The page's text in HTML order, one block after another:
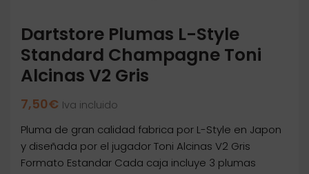
Dartstore Plumas L-Style
Standard Champagne Toni
Alcinas V2 Gris
7,50€ Iva incluido
Pluma de gran calidad fabrica por L-Style en Japon
y diseñada por el jugador Toni Alcinas V2 Gris
Formato Estandar Cada caja incluye 3 plumas